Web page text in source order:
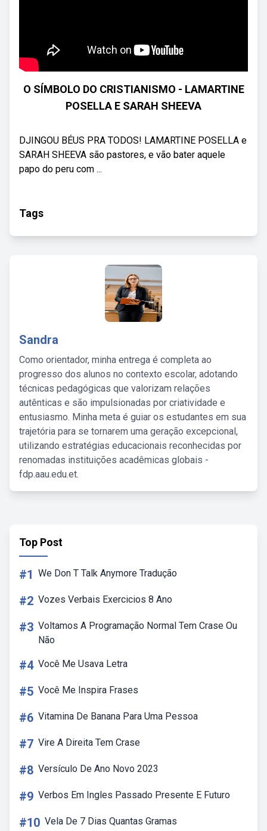
O SÍMBOLO DO CRISTIANISMO - LAMARTINE
POSELLA E SARAH SHEEVA
DJINGOU BÉUS PRA TODOS! LAMARTINE POSELLA e
SARAH SHEEVA são pastores, e vão bater aquele
papo do peru com ...
Tags
Sandra
Como orientador, minha entrega é completa ao
progresso dos alunos no contexto escolar, adotando
técnicas pedagógicas que valorizam relações
autênticas e são impulsionadas por criatividade e
entusiasmo. Minha meta é guiar os estudantes em sua
trajetória para se tornarem uma geração excepcional,
utilizando estratégias educacionais reconhecidas por
renomadas instituições acadêmicas globais -
fdp.aau.edu.et.
Top Post
#1 We Don T Talk Anymore Tradução
#2 Vozes Verbais Exercicios 8 Ano
#3 Voltamos A Programação Normal Tem Crase Ou
Não
#4 Você Me Usava Letra
#5 Você Me Inspira Frases
#6 Vitamina De Banana Para Uma Pessoa
#7 Vire A Direita Tem Crase
#8 Versículo De Ano Novo 2023
#9 Verbos Em Ingles Passado Presente E Futuro
#10 Vela De 7 Dias Quantas Gramas